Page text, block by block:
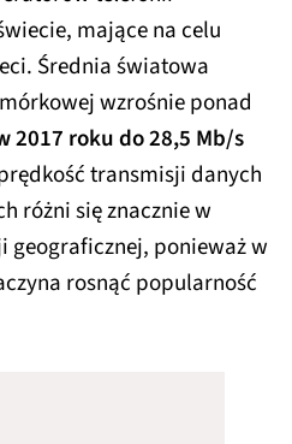
mające na celu
Średnia światowa
wzrośnie ponad
2017 roku do 28,5 Mb/s
transmisji danych
różni się znacznie w
geograficznej, ponieważ w
rosnąć popularność